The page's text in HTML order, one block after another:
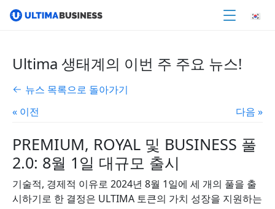
Ultima 생태계의 이번 주 주요 뉴스!
뉴스 목록으로 돌아가기
« 이전
다음 »
PREMIUM, ROYAL 및 BUSINESS 풀
2.0: 8월 1일 대규모 출시
기술적, 경제적 이유로 2024년 8월 1일에 세 개의 풀을 출
시하기로 한 결정은 ULTIMA 토큰의 가치 성장을 지원하는